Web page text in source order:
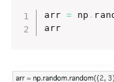
arr = np .
arr